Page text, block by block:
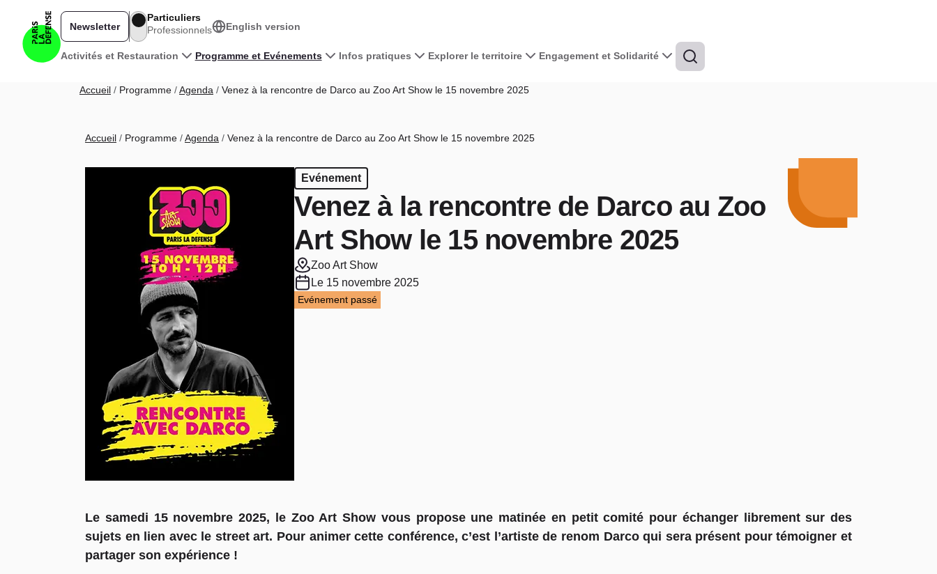
Navigation principale
Activités et Restauration Programme et Evénements Infos pratiques Explorer le territoire Engagement et Solidarité
Newsletter
Particuliers
Professionnels
English version
Fil d'Ariane
Accueil Programme Agenda Venez à la rencontre de Darco au Zoo Art Show le 15 novembre 2025
Fil d'Ariane
Accueil Programme Agenda Venez à la rencontre de Darco au Zoo Art Show le 15 novembre 2025
Evénement
Venez à la rencontre de Darco au Zoo
Art Show le 15 novembre 2025
Zoo Art Show
Le 15 novembre 2025
Evénement passé
Le samedi 15 novembre 2025, le Zoo Art Show vous propose une matinée en petit comité pour échanger librement sur des
sujets en lien avec le street art. Pour animer cette conférence, c’est l’artiste de renom Darco qui sera présent pour témoigner et
partager son expérience !